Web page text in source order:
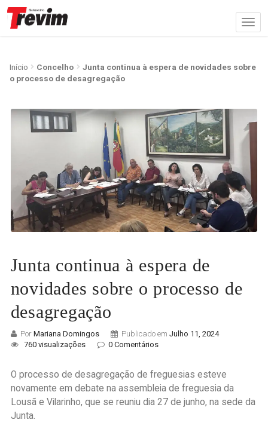
Início Concelho
Junta continua à espera de novidades sobre
o processo de desagregação
Junta continua à espera de
novidades sobre o processo de
desagregação
Por Mariana Domingos Publicado em Julho 11, 2024
760 visualizações
0 Comentários
O processo de desagregação de freguesias esteve
novamente em debate na assembleia de freguesia da
Lousã e Vilarinho, que se reuniu dia 27 de junho, na sede da
Junta.